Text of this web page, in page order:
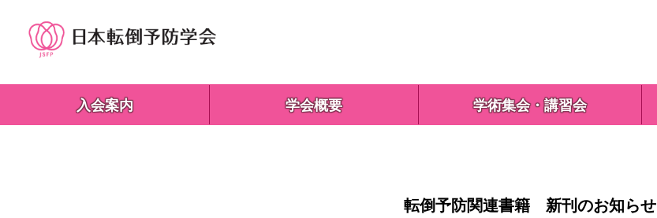
入会案内 学会概要 学術集会・講習会
転倒予防関連書籍 新刊のお知らせ